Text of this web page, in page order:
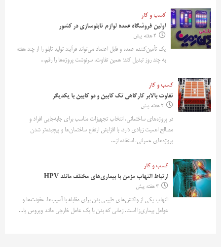
کسب و کار
اولین فروشگاه عمده لوازم تابلوسازی در کشور
2 هفته پیش
یک تأمین‌کننده عمده و قابل اعتماد می‌تواند فرآیند تولید تابلو را از چند هفته
به چند روز تبدیل کند؛ همین تفاوت، سرنوشت پروژه‌ها را رقم...
کسب و کار
تفاوت بالابر کارگاهی تک کابین و دو کابین با یکدیگر
2 هفته پیش
در پروژه‌های ساختمانی، انتخاب تجهیزات مناسب برای جابه‌جایی افراد و
مصالح اهمیت زیادی دارد. با افزایش ارتفاع ساختمان‌ها و پیچیده‌تر شدن
پروژه‌های عمرانی، استفاده از...
کسب و کار
ارتباط التهاب مزمن با بیماری‌های مختلف مانند HPV
3 هفته پیش
التهاب یکی از واکنش‌های طبیعی بدن برای مقابله با آسیب‌ها، عفونت‌ها و
عوامل بیماری‌زا است. زمانی که بدن با یک عامل خارجی مانند ویروس یا...